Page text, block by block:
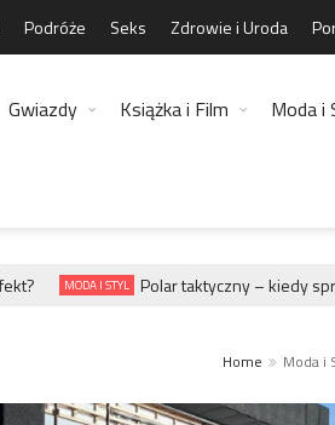
Podróże Seks Zdrowie i Uroda
Gwiazdy Książka i Film Moda i
MODA I STYL Polar taktyczny – kiedy
Home Moda i